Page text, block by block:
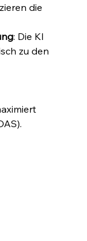
die
: Die KI
zu den